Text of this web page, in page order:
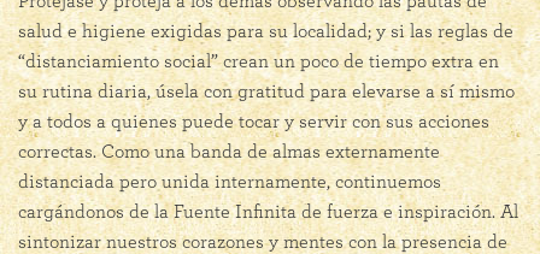
salud e higiene exigidas para su localidad; y si las reglas de
“distanciamiento social” crean un poco de tiempo extra en
su rutina diaria, úsela con gratitud para elevarse a sí mismo
y a todos a quienes puede tocar y servir con sus acciones
correctas. Como una banda de almas externamente
distanciada pero unida internamente, continuemos
cargándonos de la Fuente Infinita de fuerza e inspiración. Al
sintonizar nuestros corazones y mentes con la presencia de